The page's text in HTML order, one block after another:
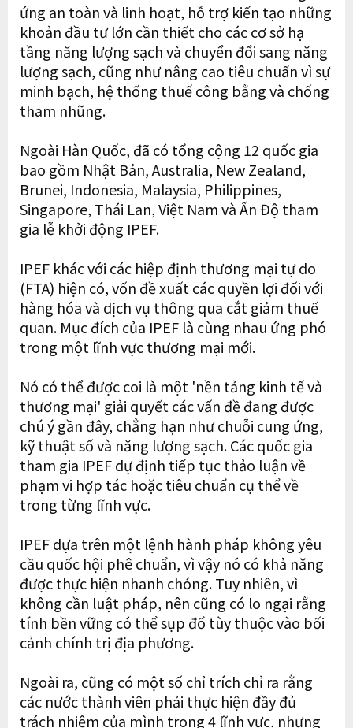
ứng an toàn và linh hoạt, hỗ trợ kiến tạo những
khoản đầu tư lớn cần thiết cho các cơ sở hạ
tầng năng lượng sạch và chuyển đổi sang năng
lượng sạch, cũng như nâng cao tiêu chuẩn vì sự
minh bạch, hệ thống thuế công bằng và chống
tham nhũng.
Ngoài Hàn Quốc, đã có tổng cộng 12 quốc gia
bao gồm Nhật Bản, Australia, New Zealand,
Brunei, Indonesia, Malaysia, Philippines,
Singapore, Thái Lan, Việt Nam và Ấn Độ tham
gia lễ khởi động IPEF.
IPEF khác với các hiệp định thương mại tự do
(FTA) hiện có, vốn đề xuất các quyền lợi đối với
hàng hóa và dịch vụ thông qua cắt giảm thuế
quan. Mục đích của IPEF là cùng nhau ứng phó
trong một lĩnh vực thương mại mới.
Nó có thể được coi là một 'nền tảng kinh tế và
thương mại' giải quyết các vấn đề đang được
chú ý gần đây, chẳng hạn như chuỗi cung ứng,
kỹ thuật số và năng lượng sạch. Các quốc gia
tham gia IPEF dự định tiếp tục thảo luận về
phạm vi hợp tác hoặc tiêu chuẩn cụ thể về
trong từng lĩnh vực.
IPEF dựa trên một lệnh hành pháp không yêu
cầu quốc hội phê chuẩn, vì vậy nó có khả năng
được thực hiện nhanh chóng. Tuy nhiên, vì
không cần luật pháp, nên cũng có lo ngại rằng
tính bền vững có thể sụp đổ tùy thuộc vào bối
cảnh chính trị địa phương.
Ngoài ra, cũng có một số chỉ trích chỉ ra rằng
các nước thành viên phải thực hiện đầy đủ
trách nhiệm của mình trong 4 lĩnh vực, nhưng